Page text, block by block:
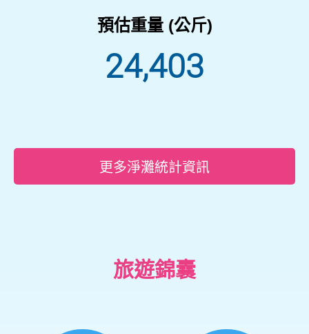
預估重量 (公斤)
24,403
更多淨灘統計資訊
旅遊錦囊